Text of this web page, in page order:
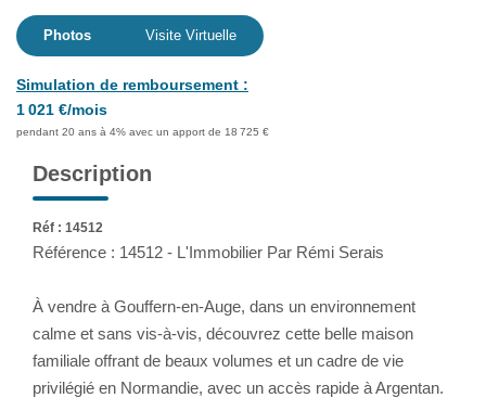
Simulation de remboursement :
1 021 €/mois
pendant 20 ans à 4% avec un apport de 18 725 €
Photos Visite Virtuelle
Description
Réf : 14512
Référence : 14512 - L'Immobilier Par Rémi Serais
À vendre à Gouffern-en-Auge, dans un environnement
calme et sans vis-à-vis, découvrez cette belle maison
familiale offrant de beaux volumes et un cadre de vie
privilégié en Normandie, avec un accès rapide à Argentan.